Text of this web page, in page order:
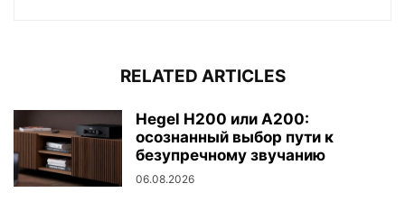
RELATED ARTICLES
Hegel H200 или A200:
осознанный выбор пути к
безупречному звучанию
06.08.2026